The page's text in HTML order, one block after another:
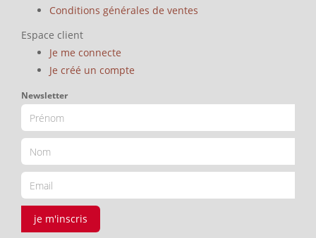
Conditions générales de ventes
Espace client
Je me connecte
Je créé un compte
Newsletter
je m'inscris